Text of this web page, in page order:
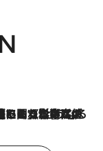
る影響はいつまで続く？《エネルギー専門家に聞く“どうなる日本の暮らし”》